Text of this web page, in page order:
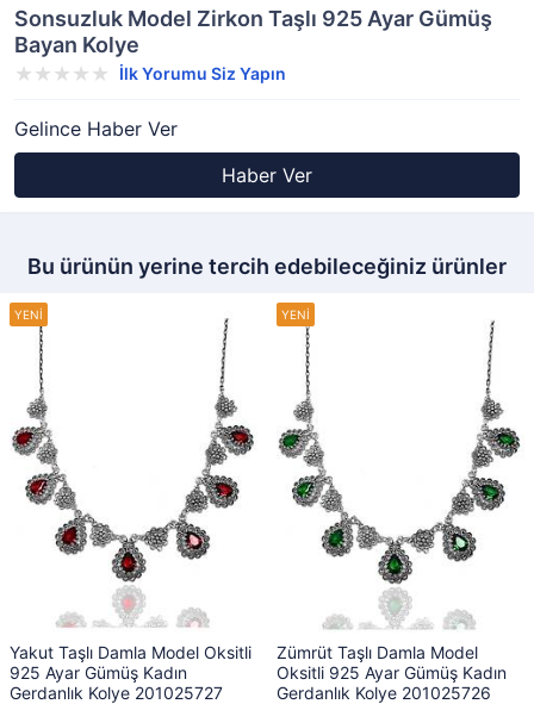
Sonsuzluk Model Zirkon Taşlı 925 Ayar Gümüş
Bayan Kolye
İlk Yorumu Siz Yapın
Gelince Haber Ver
Haber Ver
Bu ürünün yerine tercih edebileceğiniz ürünler
Yakut Taşlı Damla Model Oksitli
925 Ayar Gümüş Kadın
Gerdanlık Kolye 201025727
Zümrüt Taşlı Damla Model
Oksitli 925 Ayar Gümüş Kadın
Gerdanlık Kolye 201025726